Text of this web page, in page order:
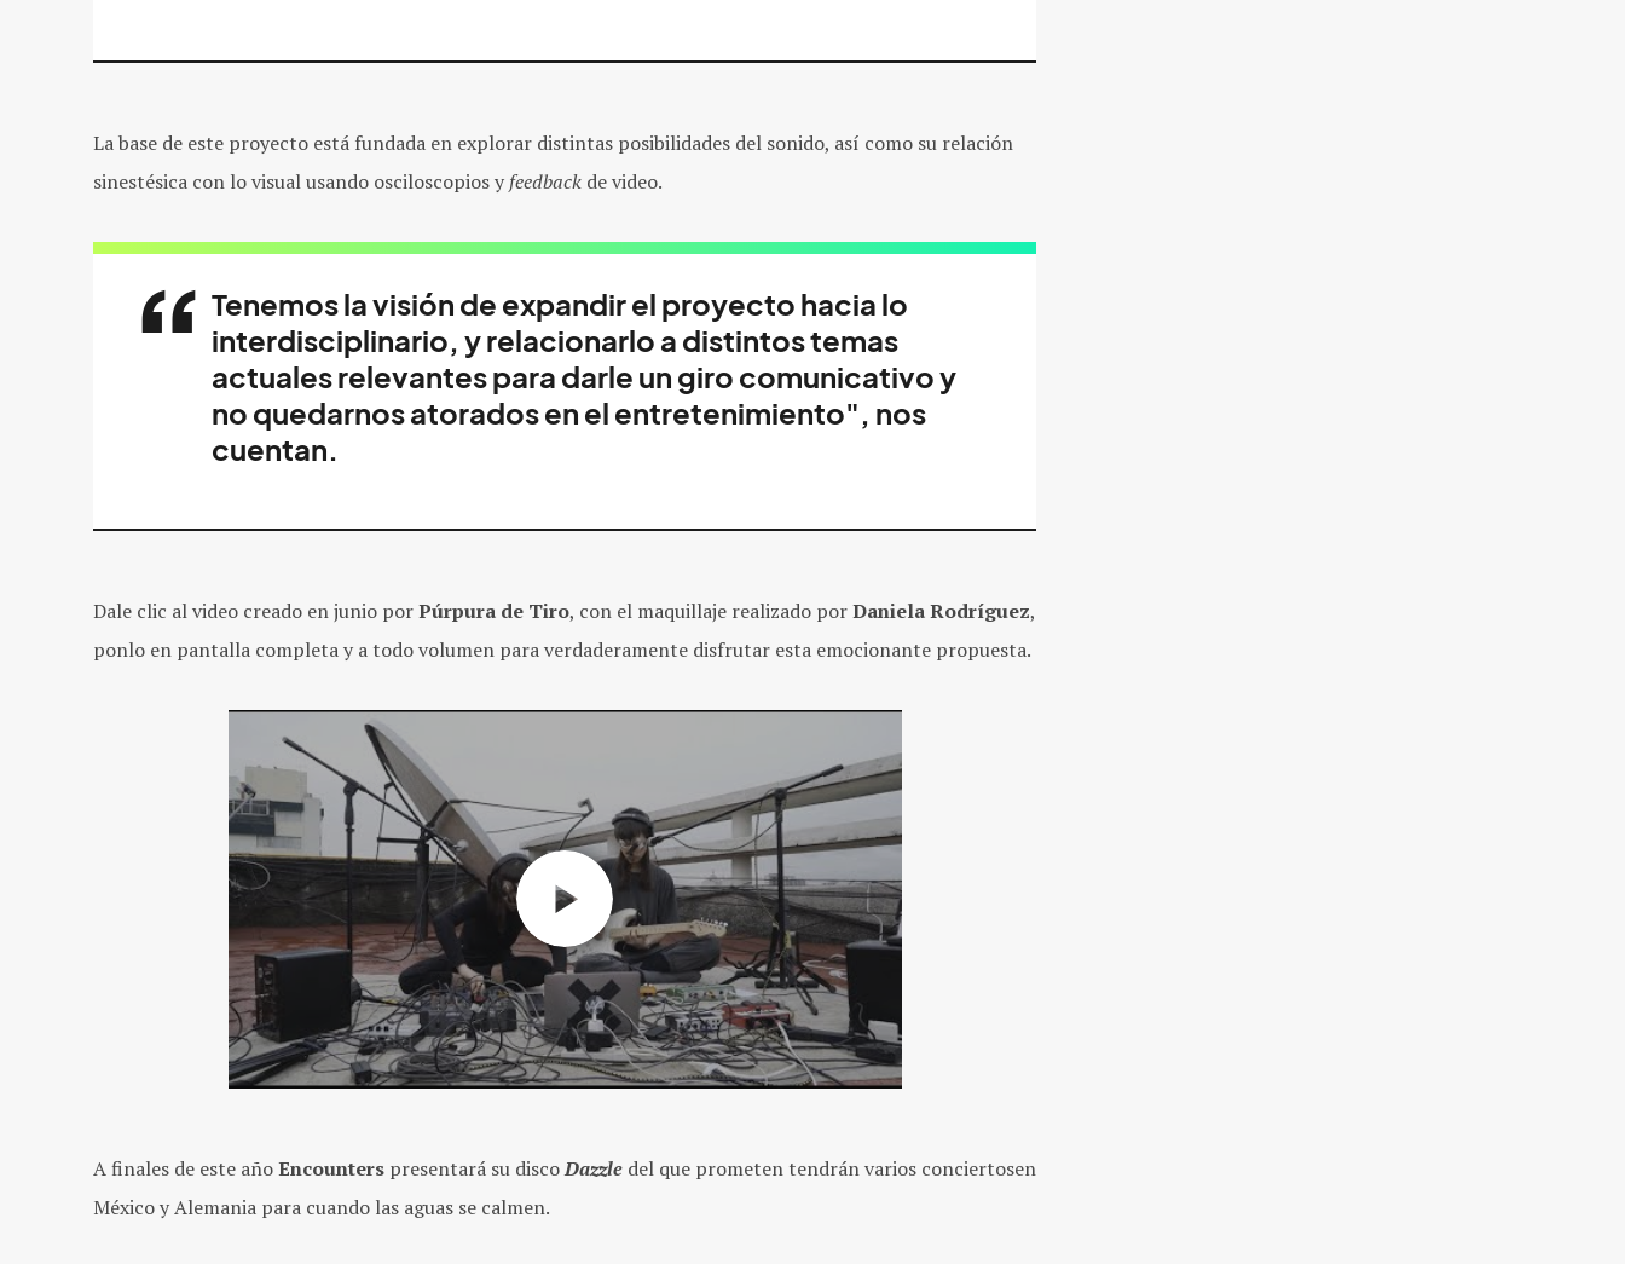
La base de este proyecto está fundada en explorar distintas posibilidades del sonido, así como su relación
sinestésica con lo visual usando osciloscopios y feedback de video.
Tenemos la visión de expandir el proyecto hacia lo
interdisciplinario, y relacionarlo a distintos temas
actuales relevantes para darle un giro comunicativo y
no quedarnos atorados en el entretenimiento", nos
cuentan.
Dale clic al video creado en junio porPúrpura de Tiro, con el maquillaje realizado porDaniela Rodríguez,
ponlo en pantalla completa y a todo volumen para verdaderamente disfrutar esta emocionante propuesta.
A finales de este añoEncounters presentará su discoDazzle del que prometen tendrán varios conciertosen
México y Alemania para cuando las aguas se calmen.